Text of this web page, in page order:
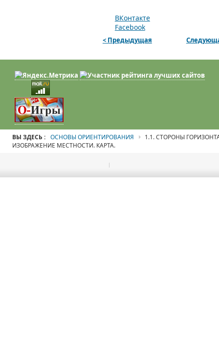
ВКонтакте
Facebook
< Предыдущая
ВЫ ЗДЕСЬ : ОСНОВЫ ОРИЕНТИРОВАНИЯ
1.1. СТОРОНЫ
ИЗОБРАЖЕНИЕ МЕСТНОСТИ. КАРТА.